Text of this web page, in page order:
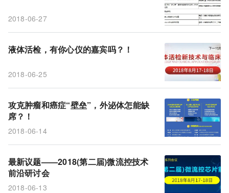
2018-06-27
液体活检，有你心仪的嘉宾吗？！
2018-06-25
攻克肿瘤和癌症“壁垒”，外泌体怎能缺
席？！
2018-06-14
最新议题——2018(第二届)微流控技术
前沿研讨会
2018-06-13